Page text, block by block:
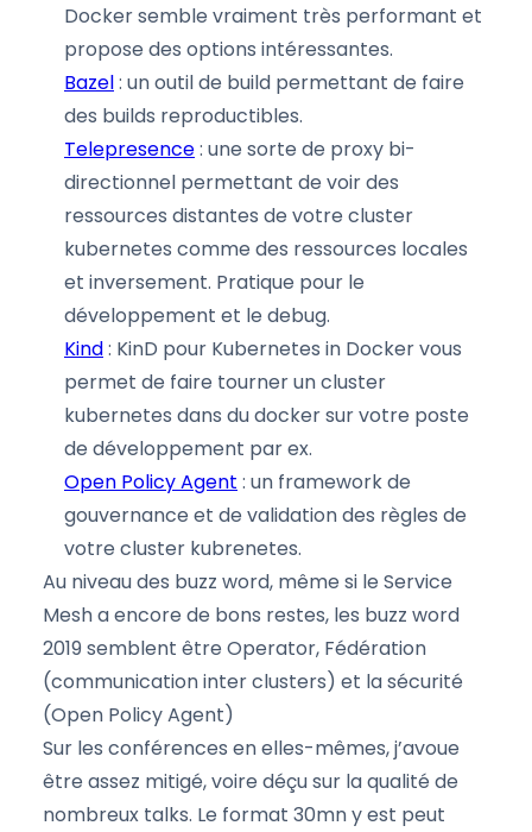
Docker semble vraiment très performant et
propose des options intéressantes.
Bazel: un outil de build permettant de faire
des builds reproductibles.
Telepresence: une sorte de proxy bi-
directionnel permettant de voir des
ressources distantes de votre cluster
kubernetes comme des ressources locales
et inversement. Pratique pour le
développement et le debug.
Kind: KinD pour Kubernetes in Docker vous
permet de faire tourner un cluster
kubernetes dans du docker sur votre poste
de développement par ex.
Open Policy Agent : un framework de
gouvernance et de validation des règles de
votre cluster kubrenetes.
Au niveau des buzz word, même si le Service
Mesh a encore de bons restes, les buzz word
2019 semblent être Operator, Fédération
(communication inter clusters) et la sécurité
(Open Policy Agent)
Sur les conférences en elles-mêmes, j’avoue
être assez mitigé, voire déçu sur la qualité de
nombreux talks. Le format 30mn y est peut